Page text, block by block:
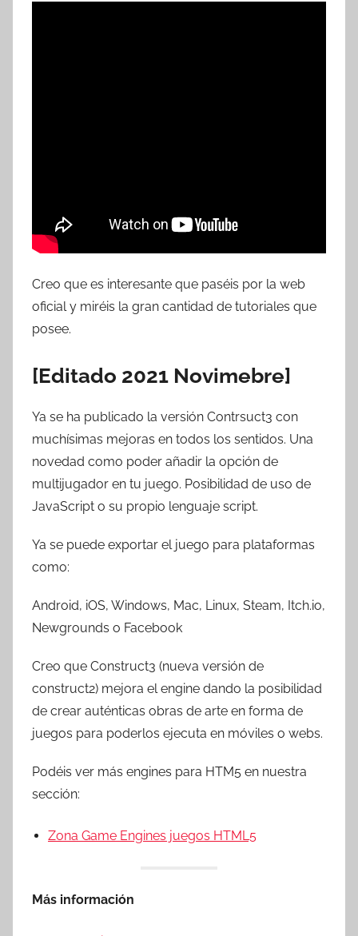
Creo que es interesante que paséis por la web
oficial y miréis la gran cantidad de tutoriales que
posee.
[Editado 2021 Novimebre]
Ya se ha publicado la versión Contrsuct3 con
muchísimas mejoras en todos los sentidos. Una
novedad como poder añadir la opción de
multijugador en tu juego. Posibilidad de uso de
JavaScript o su propio lenguaje script.
Ya se puede exportar el juego para plataformas
como:
Android, iOS, Windows, Mac, Linux, Steam, Itch.io,
Newgrounds o Facebook
Creo que Construct3 (nueva versión de
construct2) mejora el engine dando la posibilidad
de crear auténticas obras de arte en forma de
juegos para poderlos ejecuta en móviles o webs.
Podéis ver más engines para HTM5 en nuestra
sección:
Zona Game Engines juegos HTML5
Más información